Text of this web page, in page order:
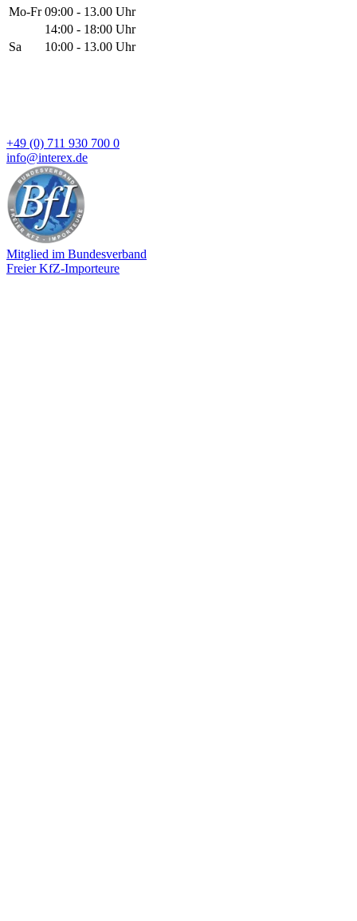
Mo-Fr 09:00 - 13.00 Uhr
14:00 - 18:00 Uhr
Sa
10:00 - 13.00 Uhr
+49 (0) 711 930 700 0
info@interex.de
Mitglied im Bundesverband
Freier KfZ-Importeure